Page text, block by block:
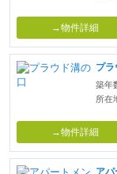
→物件詳細
プラ
築年
所在
→物件詳細
ア